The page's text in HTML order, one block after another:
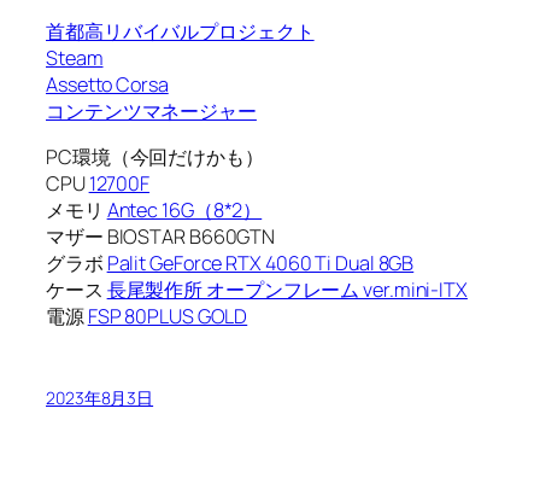
首都高リバイバルプロジェクト
Steam
Assetto Corsa
コンテンツマネージャー
PC環境（今回だけかも）
CPU12700F
メモリ Antec 16G（8*2）
マザー BIOSTAR B660GTN
グラボ Palit GeForce RTX 4060 Ti Dual 8GB
ケース 長尾製作所 オープンフレーム ver.mini-ITX
電源FSP 80PLUS GOLD
2023年8月3日